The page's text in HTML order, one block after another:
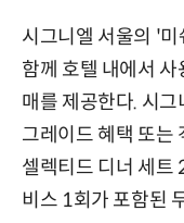
시그니엘 서울의 '
함께 호텔 내에서
매를 제공한다. 시
그레이드 혜택 또는
셀렉티드 디너 세트
비스 1회가 포함된